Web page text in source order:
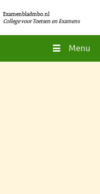
Examenbladmbo.nl
College voor Toetsen en Examens
Menu